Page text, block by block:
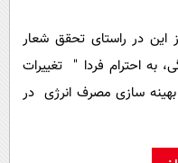
این در راستای تحقق شعار
به احترام فردا " تغییرات
بهینه سازی مصرف انرژی در